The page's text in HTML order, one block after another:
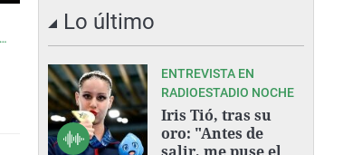
Lo último
ENTREVISTA EN
RADIOESTADIO NOCHE
Iris Tió, tras su
oro: "Antes de